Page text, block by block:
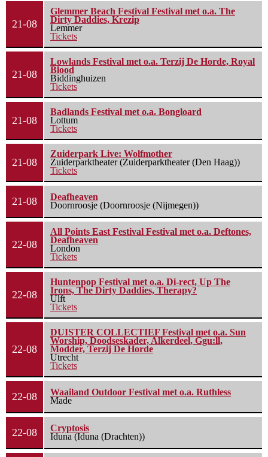
21-08
Glemmer Beach Festival Festival met o.a. The
Dirty Daddies, Krezip
Lemmer
Tickets
21-08
Lowlands Festival met o.a. Terzij De Horde, Royal
Blood
Biddinghuizen
Tickets
21-08
Badlands Festival met o.a. Bongloard
Lottum
Tickets
21-08
Zuiderpark Live: Wolfmother
Zuiderparktheater (Zuiderparktheater (Den Haag))
Tickets
21-08
Deafheaven
Doornroosje (Doornroosje (Nijmegen))
22-08
All Points East Festival Festival met o.a. Deftones,
Deafheaven
London
Tickets
22-08
Huntenpop Festival met o.a. Di-rect, Up The
Irons, The Dirty Daddies, Therapy?
Ulft
Tickets
22-08
DUISTER COLLECTIEF Festival met o.a. Sun
Worship, Doodseskader, Alkerdeel, Ggu:ll,
Modder, Terzij De Horde
Utrecht
Tickets
22-08
Waailand Outdoor Festival met o.a. Ruthless
Made
22-08
Cryptosis
Iduna (Iduna (Drachten))